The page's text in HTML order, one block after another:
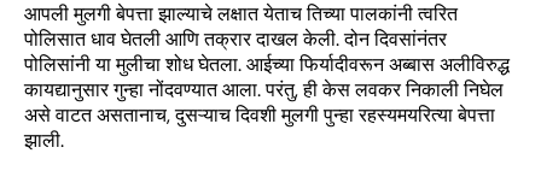
आपली मुलगी बेपत्ता झाल्याचे लक्षात येताच तिच्या पालकांनी त्वरित
पोलिसात धाव घेतली आणि तक्रार दाखल केली. दोन दिवसांनंतर
पोलिसांनी या मुलीचा शोध घेतला. आईच्या फिर्यादीवरून अब्बास अलीविरुद्ध
कायद्यानुसार गुन्हा नोंदवण्यात आला. परंतु, ही केस लवकर निकाली निघेल
असे वाटत असतानाच, दुसऱ्याच दिवशी मुलगी पुन्हा रहस्यमयरित्या बेपत्ता
झाली.